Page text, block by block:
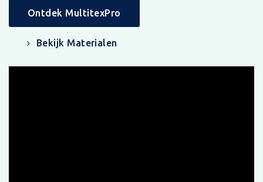
Ontdek MultitexPro
Bekijk Materialen